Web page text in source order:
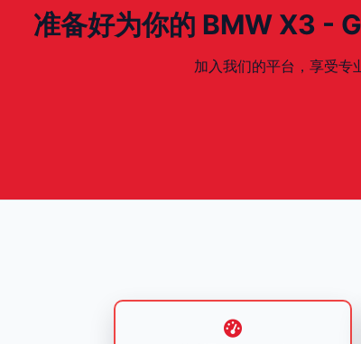
准备好为你的 BMW X3 -
加入我们的平台，享受